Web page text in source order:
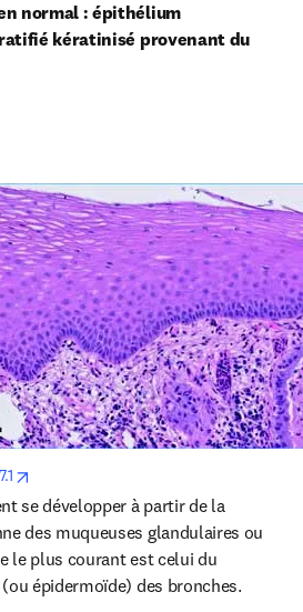
normal : épithélium
kératinisé provenant du
se développer à partir de la
des muqueuses glandulaires ou
le plus courant est celui du
épidermoïde) des bronches.